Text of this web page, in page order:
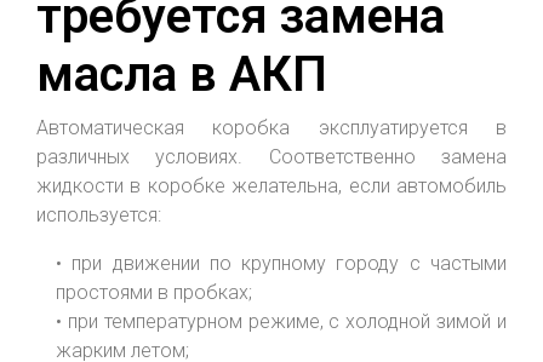
требуется замена
масла в АКП
Автоматическая коробка эксплуатируется в
различных условиях. Соответственно замена
жидкости в коробке желательна, если автомобиль
используется:
• при движении по крупному городу с частыми
простоями в пробках;
• при температурном режиме, с холодной зимой и
жарким летом;